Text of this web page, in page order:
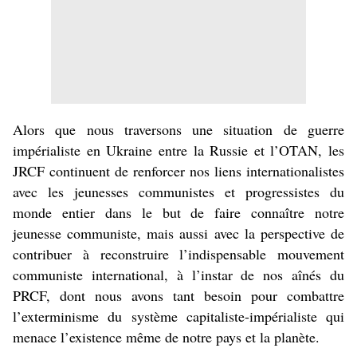
Alors que nous traversons une situation de guerre
impérialiste en Ukraine entre la Russie et l’OTAN, les
JRCF continuent de renforcer nos liens internationalistes
avec les jeunesses communistes et progressistes du
monde entier dans le but de faire connaître notre
jeunesse communiste, mais aussi avec la perspective de
contribuer à reconstruire l’indispensable mouvement
communiste international, à l’instar de nos aînés du
PRCF, dont nous avons tant besoin pour combattre
l’exterminisme du système capitaliste-impérialiste qui
menace l’existence même de notre pays et la planète.